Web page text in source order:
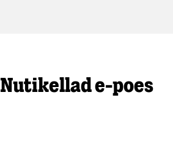
Nutikellad e-poes